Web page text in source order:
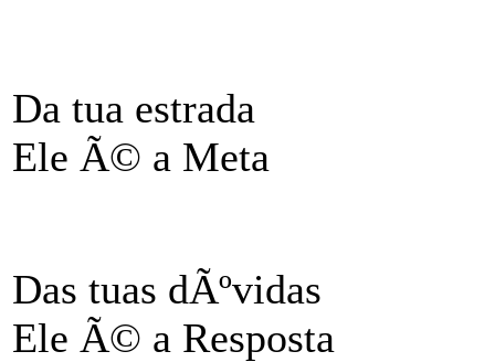
Da tua estrada
Ele Ã© a Meta
Das tuas dÃºvidas
Ele Ã© a Resposta